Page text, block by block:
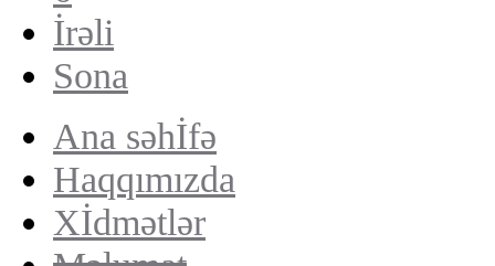
İrəli
Sona
Ana səhİfə
Haqqımızda
Xİdmətlər